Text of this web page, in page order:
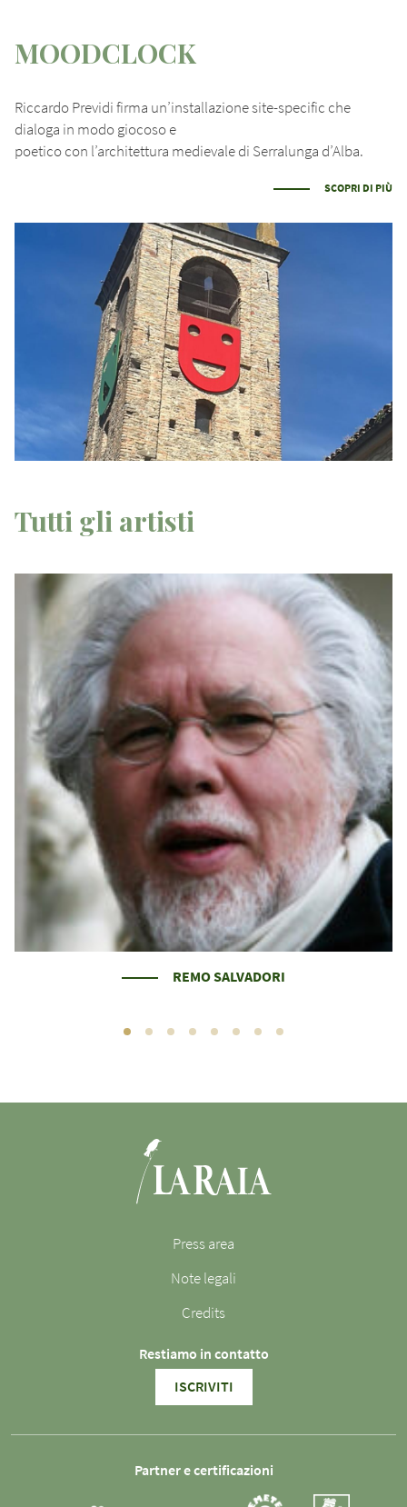
MOODCLOCK
Riccardo Previdi firma un’installazione site-specific che
dialoga in modo giocoso e
poetico con l’architettura medievale di Serralunga d’Alba.
SCOPRI DI PIÙ
Tutti gli artisti
REMO SALVADORI
Press area
Note legali
Credits
Restiamo in contatto
ISCRIVITI
Partner e certificazioni